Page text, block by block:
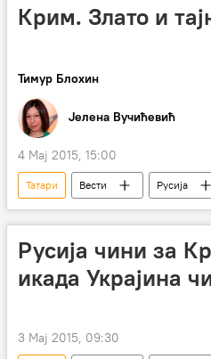
Крим. Злато и
Тимур Блохин
Јелена Вучићевић
4 Мај 2015, 15:00
Татари Вести Русија
изложба
тајне
Русија чини за
икада Украјина
3 Мај 2015, 09:30